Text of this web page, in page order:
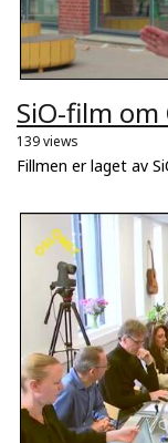
SiO-film
139 views
Fillmen er laget av